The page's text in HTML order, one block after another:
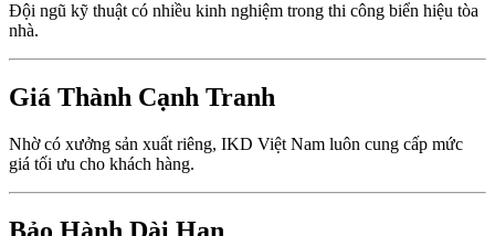
Đội ngũ kỹ thuật có nhiều kinh nghiệm trong thi công biển hiệu tòa
nhà.
Giá Thành Cạnh Tranh
Nhờ có xưởng sản xuất riêng, IKD Việt Nam luôn cung cấp mức
giá tối ưu cho khách hàng.